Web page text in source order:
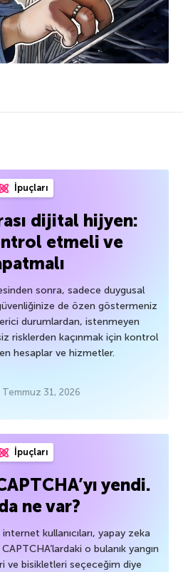
İpuçları
dijital hijyen:
etmeli ve
sonra, sadece duygusal
de özen göstermeniz
durumlardan, istenmeyen
risklerden kaçınmak için kontrol
hesaplar ve hizmetler.
Temmuz 31, 2026
İpuçları
yendi.
ne var?
internet kullanıcıları, yapay zeka
o bulanık yangın
ve bisikletleri seçeceğim diye